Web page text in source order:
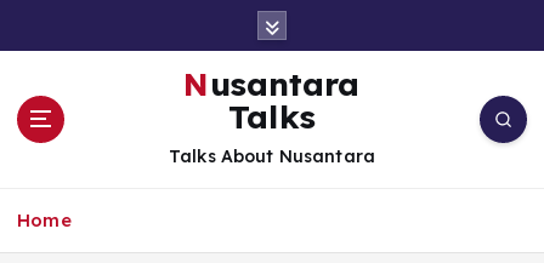
Nusantara
Talks
Talks About Nusantara
Home